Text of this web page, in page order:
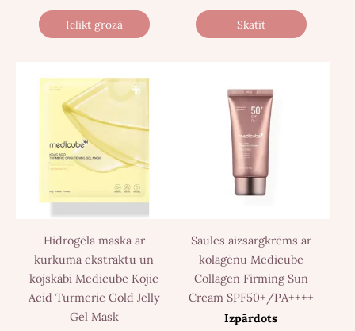
Ielikt grozā Skatīt
Hidrogēla maska ​​ar
kurkuma ekstraktu un
kojskābi Medicube Kojic
Acid Turmeric Gold Jelly
Gel Mask
Saules aizsargkrēms ar
kolagēnu Medicube
Collagen Firming Sun
Cream SPF50+/PA++++
Izpārdots